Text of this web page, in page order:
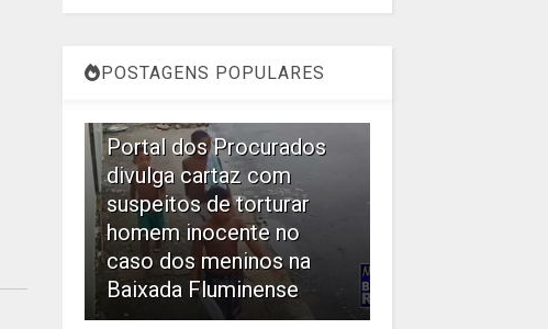
POSTAGENS POPULARES
Portal dos Procurados
divulga cartaz com
suspeitos de torturar
homem inocente no
caso dos meninos na
Baixada Fluminense